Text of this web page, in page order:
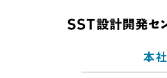
本社